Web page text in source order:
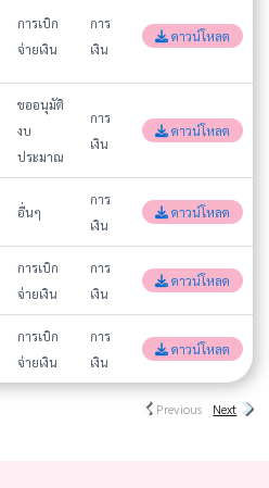
การเบิก
จ่ายเงิน
การ
เงิน
ดาวน์โหลด
ขออนุมัติ
งบ
ประมาณ
การ
เงิน
ดาวน์โหลด
อื่นๆ
การ
เงิน
ดาวน์โหลด
การเบิก
จ่ายเงิน
การ
เงิน
ดาวน์โหลด
การเบิก
จ่ายเงิน
การ
เงิน
ดาวน์โหลด
Previous Next